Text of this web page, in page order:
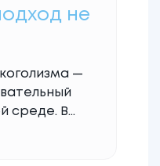
не
—
среде. В